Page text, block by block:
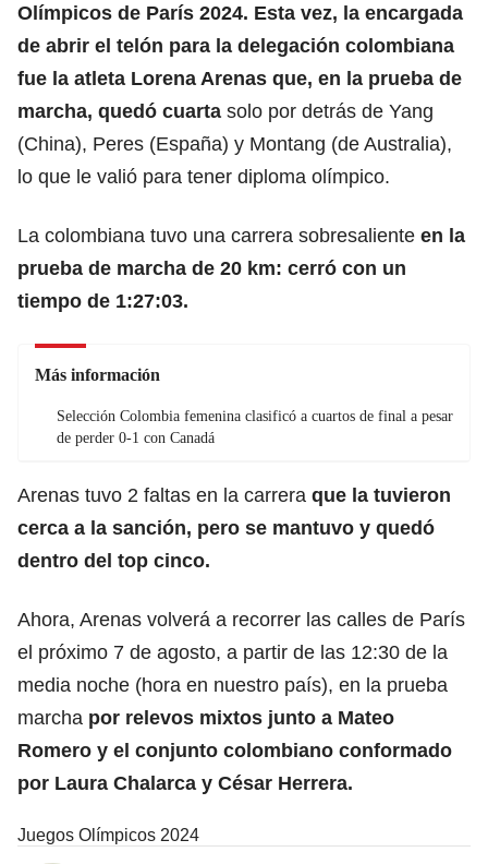
Olímpicos de París 2024. Esta vez, la encargada
de abrir el telón para la delegación colombiana
fue la atleta Lorena Arenas que, en la prueba de
marcha, quedó cuarta solo por detrás de Yang
(China), Peres (España) y Montang (de Australia),
lo que le valió para tener diploma olímpico.
La colombiana tuvo una carrera sobresaliente en la
prueba de marcha de 20 km: cerró con un
tiempo de 1:27:03.
Más información
Selección Colombia femenina clasificó a cuartos de final a pesar
de perder 0-1 con Canadá
Arenas tuvo 2 faltas en la carrera que la tuvieron
cerca a la sanción, pero se mantuvo y quedó
dentro del top cinco.
Ahora, Arenas volverá a recorrer las calles de París
el próximo 7 de agosto, a partir de las 12:30 de la
media noche (hora en nuestro país), en la prueba
marcha por relevos mixtos junto a Mateo
Romero y el conjunto colombiano conformado
por Laura Chalarca y César Herrera.
Juegos Olímpicos 2024